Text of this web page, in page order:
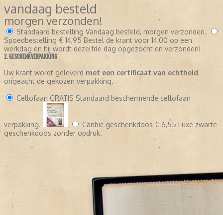
vandaag besteld
morgen verzonden!
Standaard bestelling Vandaag besteld, morgen verzonden.
Spoedbestelling € 14,95 Bestel de krant voor 14:00 op een
werkdag en hij wordt dezelfde dag opgezocht en verzonden!
2. GESCHENKVERPAKKING
Uw krant wordt geleverd met een certificaat van echtheid
ongeacht de gekozen verpakking.
Cellofaan GRATIS Standaard beschermende cellofaan
verpakking. Caribic geschenkdoos € 6,55 Luxe zwarte
geschenkdoos zonder opdruk.